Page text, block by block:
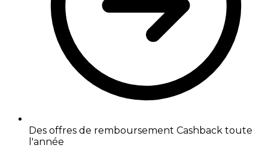
Des offres de remboursement Cashback toute
l'année